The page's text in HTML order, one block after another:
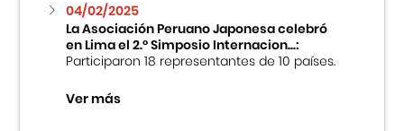
04/02/2025
La Asociación Peruano Japonesa celebró
en Lima el 2.º Simposio Internacion...:
Participaron 18 representantes de 10 países.
Ver más